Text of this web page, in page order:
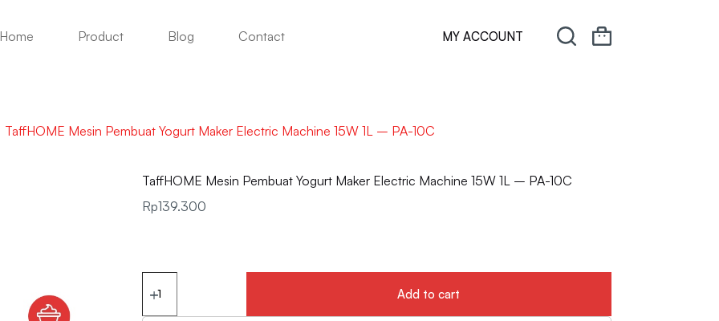
Home Product Blog Contact MY ACCOUNT
TaffHOME Mesin Pembuat Yogurt Maker Electric Machine 15W 1L – PA-10C
TaffHOME Mesin Pembuat Yogurt Maker Electric Machine 15W 1L – PA-10C
Rp139.300
Add to cart